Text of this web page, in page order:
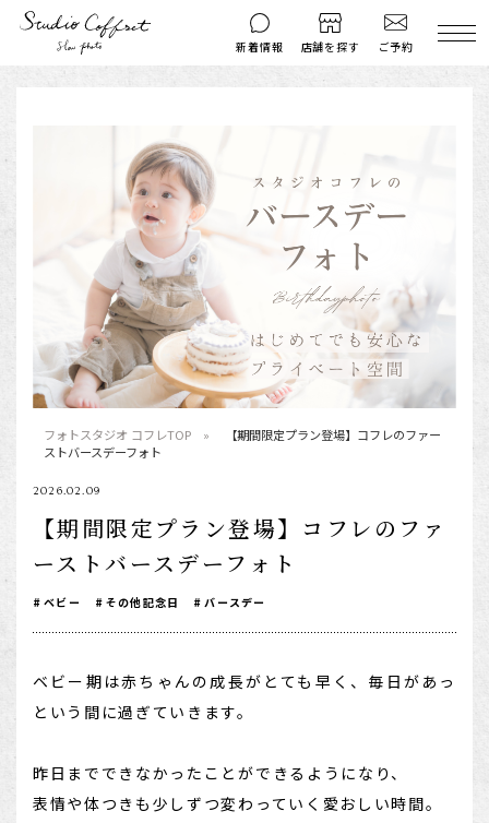
新着情報 店舗を探す ご予約
はじめての方へ 料金シミュレーション
衣装ギャラリー よくある質問
キャンペーン コフレマグ
資料請求
料金プラン
七五三
お宮参り
1/2成人式・十歳の祝い
十三祝い・十三参り
マタニティ
家族写真・記念写真
1歳誕生日
誕生日
桃の節句・端午の節句
フォトスタジオ コフレTOP
【期間限定プラン登場】コフレのファー
ストバースデーフォト
2026.02.09
【期間限定プラン登場】コフレのファ
ーストバースデーフォト
ベビー その他記念日 バースデー
ベビー期は赤ちゃんの成長がとても早く、毎日があっ
という間に過ぎていきます。
昨日までできなかったことができるようになり、
表情や体つきも少しずつ変わっていく愛おしい時間。